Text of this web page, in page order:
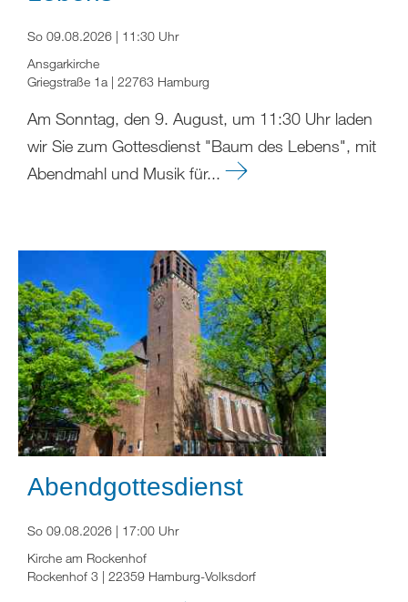
So 09.08.2026 | 11:30 Uhr
Ansgarkirche
Griegstraße 1a | 22763 Hamburg
Am Sonntag, den 9. August, um 11:30 Uhr laden
wir Sie zum Gottesdienst "Baum des Lebens", mit
Abendmahl und Musik für...
Abendgottesdienst
So 09.08.2026 | 17:00 Uhr
Kirche am Rockenhof
Rockenhof 3 | 22359 Hamburg-Volksdorf